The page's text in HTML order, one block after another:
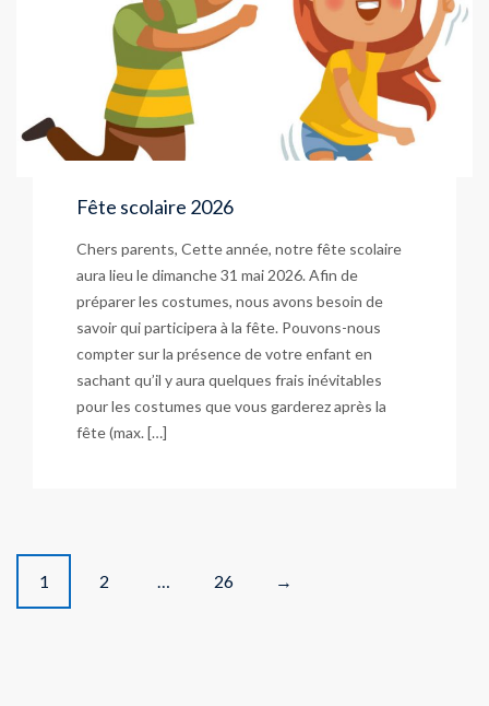
Fête scolaire 2026
Chers parents, Cette année, notre fête scolaire
aura lieu le dimanche 31 mai 2026. Afin de
préparer les costumes, nous avons besoin de
savoir qui participera à la fête. Pouvons-nous
compter sur la présence de votre enfant en
sachant qu’il y aura quelques frais inévitables
pour les costumes que vous garderez après la
fête (max. […]
P1 2 … 26 →